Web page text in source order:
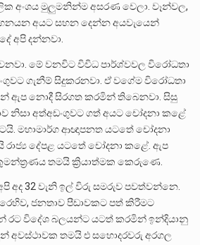
අංශය මුලුමනින්ම අසරණ වෙලා. වෑන්වල,
අයට සහන දෙන්න අයවැයෙන්
අපි දන්නවා.
මේ වනවිට විවිධ පාර්ශ්වවල විරෝධතා
ගැනීම් සිදුකරනවා. ඒ වගේම විරෝධතා
ඇප නොදී සිරගත කරමින් තිබෙනවා. සිසු
නිසා අත්අඩංගුවට ගත් අයට චෝදනා කළේ
මහාමාර්ග ආඥාපනත යටතේ චෝදනා
දේපළ යටතේ චෝදනා කළේ. ඇප
තමයි ක්‍රියාත්මක කෙරුණෙ.
අද 32 වැනි ඉල් විරු සමරුව පවත්වන්නෙ.
ජනතාව පීඩාවකට පත් කිරීමට
රට විදේශ බලයන්ට යටත් කරමින් ඉන්දියානු
අවස්ථාවක තමයි එ සහොදරවරු අරගල